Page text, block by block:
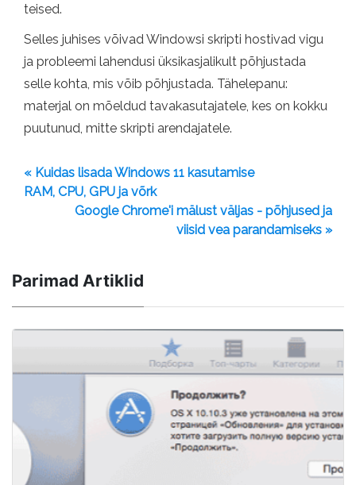
teised.
Selles juhises võivad Windowsi skripti hostivad vigu
ja probleemi lahendusi üksikasjalikult põhjustada
selle kohta, mis võib põhjustada. Tähelepanu:
materjal on mõeldud tavakasutajatele, kes on kokku
puutunud, mitte skripti arendajatele.
« Kuidas lisada Windows 11 kasutamise
RAM, CPU, GPU ja võrk
Google Chrome'i mälust väljas - põhjused ja
viisid vea parandamiseks »
Parimad Artiklid